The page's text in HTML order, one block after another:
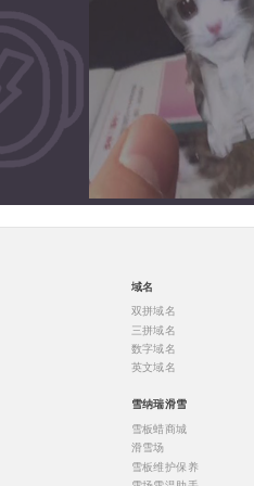
域名
双拼域名
三拼域名
数字域名
英文域名
雪纳瑞滑雪
雪板蜡商城
滑雪场
雪板维护保养